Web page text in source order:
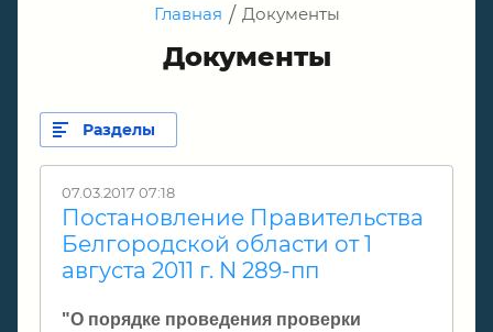
Главная / Документы
Документы
Разделы
07.03.2017 07:18
Постановление Правительства
Белгородской области от 1
августа 2011 г. N 289-пп
"О порядке проведения проверки